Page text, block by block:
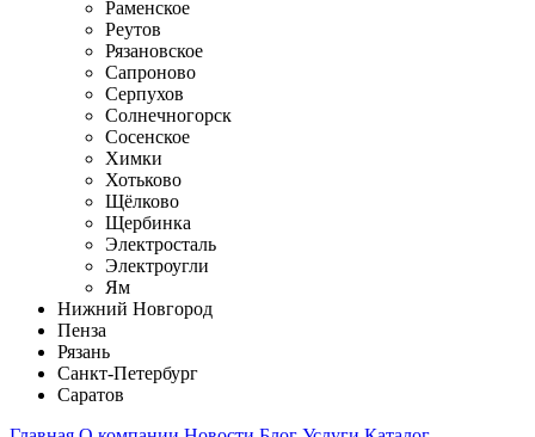
Раменское
Реутов
Рязановское
Сапроново
Серпухов
Солнечногорск
Сосенское
Химки
Хотьково
Щёлково
Щербинка
Электросталь
Электроугли
Ям
Нижний Новгород
Пенза
Рязань
Санкт-Петербург
Саратов